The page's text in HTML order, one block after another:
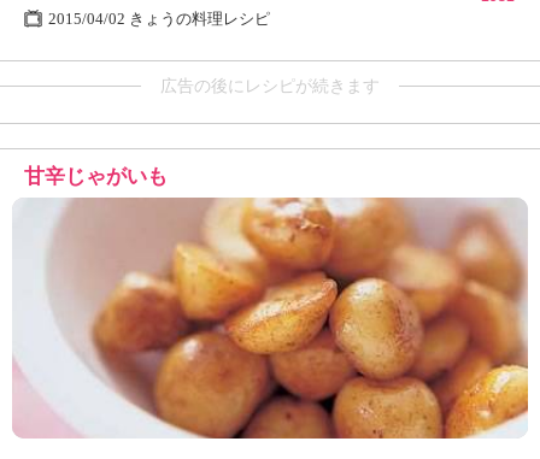
2015/04/02 きょうの料理レシピ
広告の後にレシピが続きます
甘辛じゃがいも